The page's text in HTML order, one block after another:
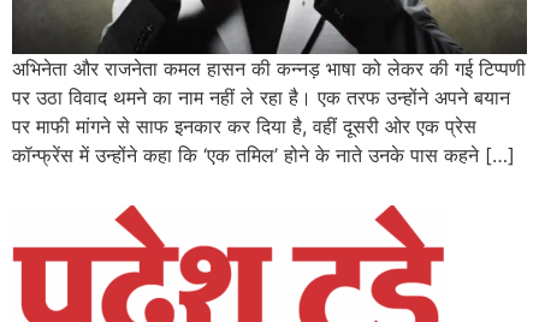
अभिनेता और राजनेता कमल हासन की कन्नड़ भाषा को लेकर की गई टिप्पणी
पर उठा विवाद थमने का नाम नहीं ले रहा है। एक तरफ उन्होंने अपने बयान
पर माफी मांगने से साफ इनकार कर दिया है, वहीं दूसरी ओर एक प्रेस
कॉन्फ्रेंस में उन्होंने कहा कि ‘एक तमिल’ होने के नाते उनके पास कहने […]